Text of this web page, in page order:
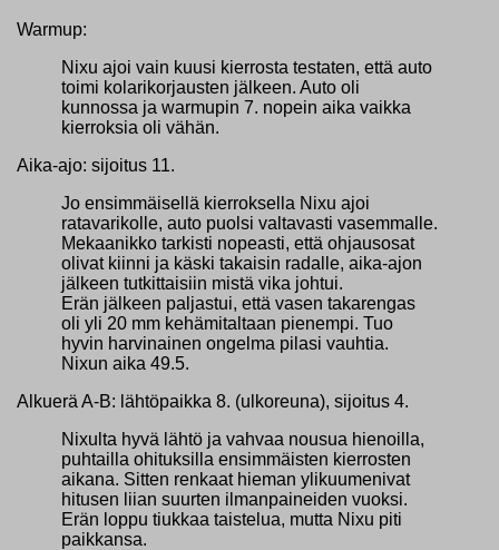
Warmup:
Nixu ajoi vain kuusi kierrosta testaten, että auto
toimi kolarikorjausten jälkeen. Auto oli
kunnossa ja warmupin 7. nopein aika vaikka
kierroksia oli vähän.
Aika-ajo: sijoitus 11.
Jo ensimmäisellä kierroksella Nixu ajoi
ratavarikolle, auto puolsi valtavasti vasemmalle.
Mekaanikko tarkisti nopeasti, että ohjausosat
olivat kiinni ja käski takaisin radalle, aika-ajon
jälkeen tutkittaisiin mistä vika johtui.
Erän jälkeen paljastui, että vasen takarengas
oli yli 20 mm kehämitaltaan pienempi. Tuo
hyvin harvinainen ongelma pilasi vauhtia.
Nixun aika 49.5.
Alkuerä A-B: lähtöpaikka 8. (ulkoreuna), sijoitus 4.
Nixulta hyvä lähtö ja vahvaa nousua hienoilla,
puhtailla ohituksilla ensimmäisten kierrosten
aikana. Sitten renkaat hieman ylikuumenivat
hitusen liian suurten ilmanpaineiden vuoksi.
Erän loppu tiukkaa taistelua, mutta Nixu piti
paikkansa.